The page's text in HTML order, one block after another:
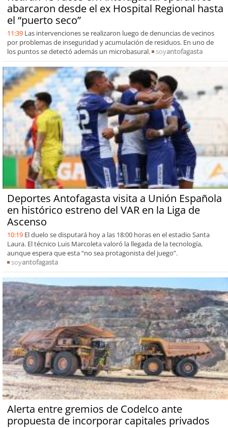
abarcaron desde el ex Hospital Regional hasta
el “puerto seco”
11:39 Las intervenciones se realizaron luego de denuncias de vecinos
por problemas de inseguridad y acumulación de residuos. En uno de
los puntos se detectó además un microbasural.
soyantofagasta
Deportes Antofagasta visita a Unión Española
en histórico estreno del VAR en la Liga de
Ascenso
10:19 El duelo se disputará hoy a las 18:00 horas en el estadio Santa
Laura. El técnico Luis Marcoleta valoró la llegada de la tecnología,
aunque espera que esta “no sea protagonista del juego”.
soyantofagasta
Alerta entre gremios de Codelco ante
propuesta de incorporar capitales privados